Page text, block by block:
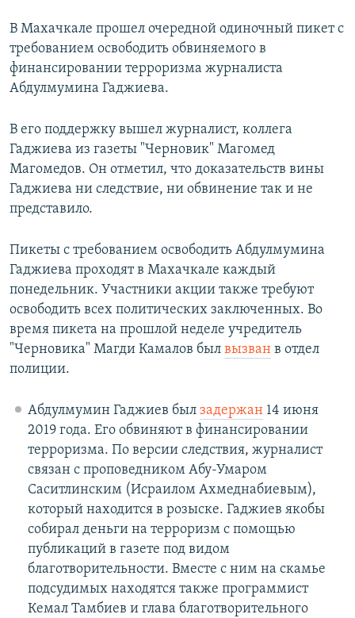
В Махачкале прошел очередной одиночный пикет с
требованием освободить обвиняемого в
финансировании терроризма журналиста
Абдулмумина Гаджиева.
В его поддержку вышел журналист, коллега
Гаджиева из газеты "Черновик" Магомед
Магомедов. Он отметил, что доказательств вины
Гаджиева ни следствие, ни обвинение так и не
представило.
Пикеты с требованием освободить Абдулмумина
Гаджиева проходят в Махачкале каждый
понедельник. Участники акции также требуют
освободить всех политических заключенных. Во
время пикета на прошлой неделе учредитель
"Черновика" Магди Камалов был вызван в отдел
полиции.
Абдулмумин Гаджиев был задержан14 июня
2019 года. Его обвиняют в финансировании
терроризма. По версии следствия, журналист
связан с проповедником Абу-Умаром
Саситлинским (Исраилом Ахмеднабиевым),
который находится в розыске. Гаджиев якобы
собирал деньги на терроризм с помощью
публикаций в газете под видом
благотворительности. Вместе с ним на скамье
подсудимых находятся также программист
Кемал Тамбиев и глава благотворительного